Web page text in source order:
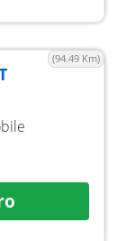
(94.49 Km)